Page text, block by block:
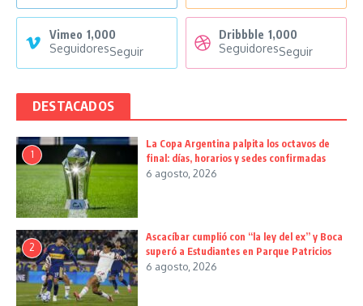
Vimeo 1,000
SeguidoresSeguir
Dribbble 1,000
SeguidoresSeguir
DESTACADOS
1
La Copa Argentina palpita los octavos de
final: días, horarios y sedes confirmadas
6 agosto, 2026
2
Ascacíbar cumplió con “la ley del ex” y Boca
superó a Estudiantes en Parque Patricios
6 agosto, 2026